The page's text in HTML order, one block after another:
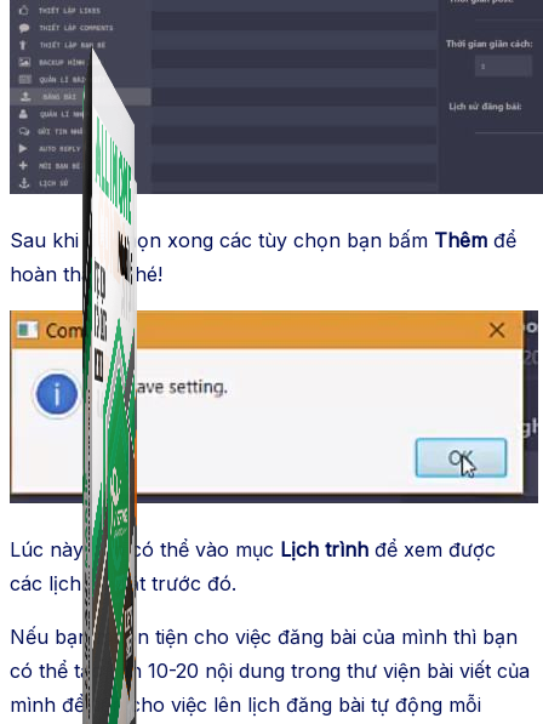
Combo phần mềm mềm Marketing dành cho điện
thoại.
Sau khi đã chọn xong các tùy chọn bạn bấm Thêm để
hoàn thành nhé!
Lúc này bạn có thể vào mục Lịch trình để xem được
các lịch đã đặt trước đó.
Nếu bạn muốn tiện cho việc đăng bài của mình thì bạn
có thể tạo sẵn 10-20 nội dung trong thư viện bài viết của
mình để tiện cho việc lên lịch đăng bài tự động mỗi